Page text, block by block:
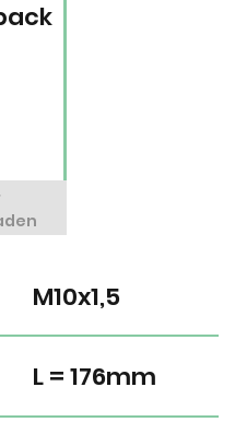
M10x1,5
L = 176mm